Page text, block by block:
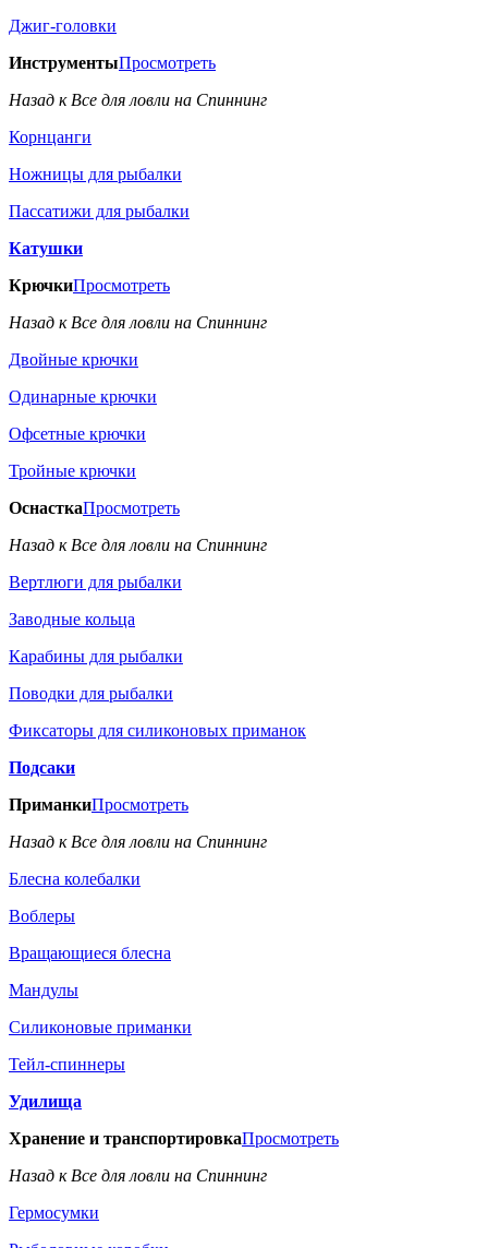
Джиг-головки
ИнструментыПросмотреть
Назад к Все для ловли на Спиннинг
Корнцанги
Ножницы для рыбалки
Пассатижи для рыбалки
Катушки
КрючкиПросмотреть
Назад к Все для ловли на Спиннинг
Двойные крючки
Одинарные крючки
Офсетные крючки
Тройные крючки
ОснасткаПросмотреть
Назад к Все для ловли на Спиннинг
Вертлюги для рыбалки
Заводные кольца
Карабины для рыбалки
Поводки для рыбалки
Фиксаторы для силиконовых приманок
Подсаки
ПриманкиПросмотреть
Назад к Все для ловли на Спиннинг
Блесна колебалки
Воблеры
Вращающиеся блесна
Мандулы
Силиконовые приманки
Тейл-спиннеры
Удилища
Хранение и транспортировкаПросмотреть
Назад к Все для ловли на Спиннинг
Гермосумки